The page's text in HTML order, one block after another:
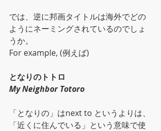
では、逆に邦画タイトルは海外でどの
ようにネーミングされているのでしょ
うか。
For example, (例えば)
となりのトトロ
My Neighbor Totoro
「となりの」はnext to というよりは、
「近くに住んでいる」という意味で使